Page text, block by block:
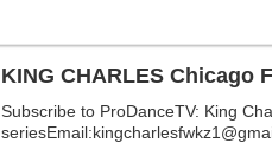
KING CHARLES Chicago
Subscribe to ProDanceTV: King